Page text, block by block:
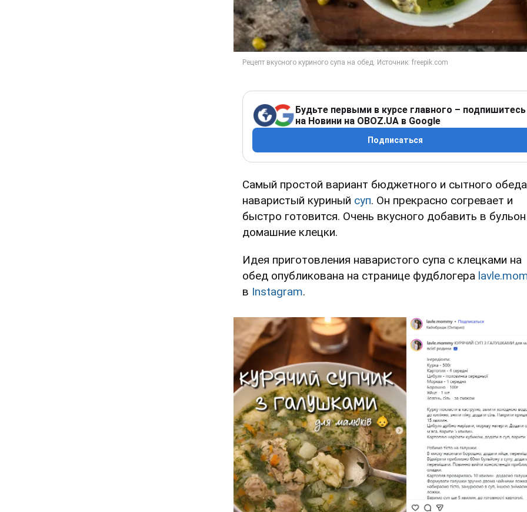
Будьте первыми в курсе главного – подпишитесь
на Новини на OBOZ.UA в Google
Подписаться
Самый простой вариант бюджетного и сытного
наваристый куриный суп. Он прекрасно согревает и
быстро готовится. Очень вкусного добавить в бульон
домашние клецки.
Идея приготовления наваристого супа с клецками на
обед опубликована на странице фудблогера
в Instagram.